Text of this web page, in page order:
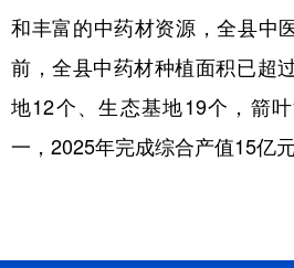
English Español
Русский язык
和丰富的中药材资源，全县中
前，全县中药材种植面积已超
地12个、生态基地19个，箭
一，2025年完成综合产值15亿